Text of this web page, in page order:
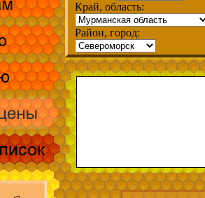
Край, область:
Район, город: